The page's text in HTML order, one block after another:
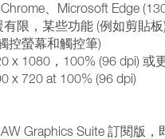
、Microsoft Edge
限，某些功能 (例如剪貼板
控螢幕和觸控筆)
x 1080，100% (96 dpi) 或
x 720 at 100% (96 dpi)
Graphics Suite 訂閱版